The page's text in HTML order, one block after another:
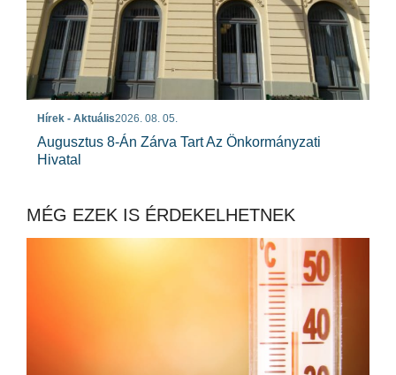
Hírek - Aktuális2026. 08. 05.
Augusztus 8-Án Zárva Tart Az Önkormányzati
Hivatal
MÉG EZEK IS ÉRDEKELHETNEK